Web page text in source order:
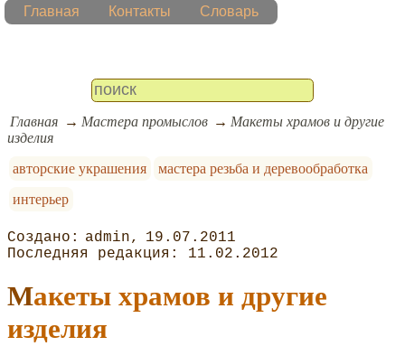
Главная Контакты Словарь
Главная Мастера промыслов
Макеты храмов и другие
изделия
авторские украшения
мастера резьба и деревообработка
интерьер
admin
19.07.2011
11.02.2012
Макеты храмов и другие
изделия